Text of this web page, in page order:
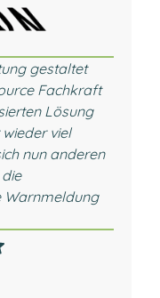
gestaltet
Fachkraft
Lösung
viel
nun anderen
Warnmeldung